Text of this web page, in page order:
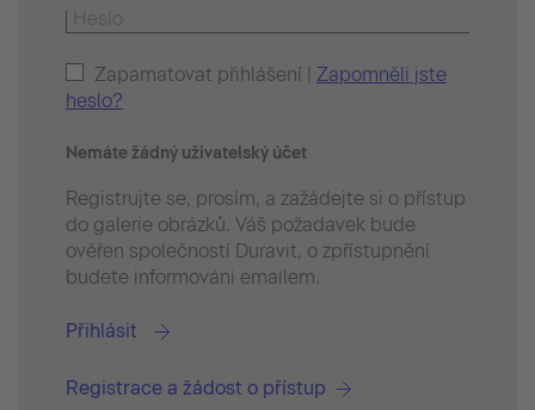
Zapamatovat přihlášení | Zapomněli jste
heslo?
Nemáte žádný uživatelský účet
Registrujte se, prosím, a zažádejte si o přístup
do galerie obrázků. Váš požadavek bude
ověřen společností Duravit, o zpřístupnění
budete informováni emailem.
Přihlásit
Registrace a žádost o přístup